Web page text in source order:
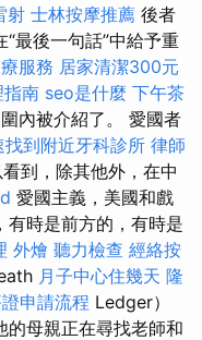
射 士林按摩推薦 後者
最後一句話”中給予重
服務 居家清潔300元
指南 seo是什麼 下午茶
內被介紹了。 愛國者
找到附近牙科診所 律師
到，除其他外，在中
愛國主義，美國和戲
有時是前方的，有時是
外燴 聽力檢查 經絡按
月子中心住幾天 隆
申請流程 Ledger）
的母親正在尋找老師和